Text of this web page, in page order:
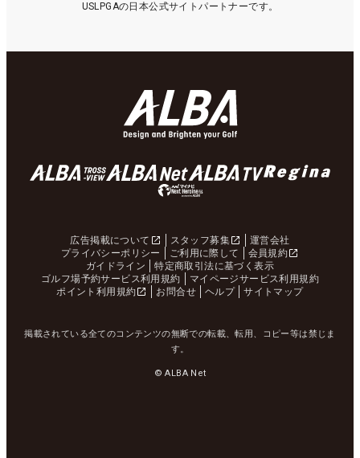
USLPGAの日本公式サイトパートナーです。
広告掲載について スタッフ募集
運営会社
プライバシーポリシー
ご利用に際して
会員規約
ガイドライン
特定商取引法に基づく表示
ゴルフ場予約サービス利用規約
マイページサービス利用規約
ポイント利用規約
お問合せ ヘルプ サイトマップ
掲載されている全てのコンテンツの無断での転載、転用、コピー等は禁じま
す。
© ALBA Net